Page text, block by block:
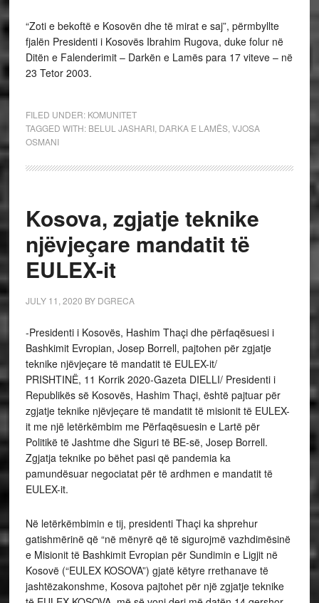
“Zoti e bekoftë e Kosovën dhe të mirat e saj”, përmbyllte
fjalën Presidenti i Kosovës Ibrahim Rugova, duke folur në
Ditën e Falenderimit – Darkën e Lamës para 17 viteve – në
23 Tetor 2003.
FILED UNDER: KOMUNITET
TAGGED WITH: BELUL JASHARI, DARKA E LAMËS, VJOSA
OSMANI
Kosova, zgjatje teknike
njëvjeçare mandatit të
EULEX-it
JULY 11, 2020 BY DGRECA
-Presidenti i Kosovës, Hashim Thaçi dhe përfaqësuesi i
Bashkimit Evropian, Josep Borrell, pajtohen për zgjatje
teknike njëvjeçare të mandatit të EULEX-it/
PRISHTINË, 11 Korrik 2020-Gazeta DIELLI/ Presidenti i
Republikës së Kosovës, Hashim Thaçi, është pajtuar për
zgjatje teknike njëvjeçare të mandatit të misionit të EULEX-
it me një letërkëmbim me Përfaqësuesin e Lartë për
Politikë të Jashtme dhe Siguri të BE-së, Josep Borrell.
Zgjatja teknike po bëhet pasi që pandemia ka
pamundësuar negociatat për të ardhmen e mandatit të
EULEX-it.
Në letërkëmbimin e tij, presidenti Thaçi ka shprehur
gatishmërinë që “në mënyrë që të sigurojmë vazhdimësinë
e Misionit të Bashkimit Evropian për Sundimin e Ligjit në
Kosovë (“EULEX KOSOVA”) gjatë këtyre rrethanave të
jashtëzakonshme, Kosova pajtohet për një zgjatje teknike